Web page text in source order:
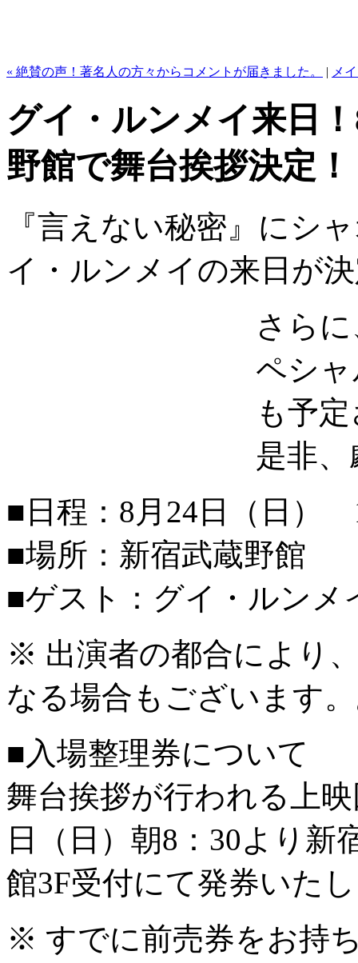
« 絶賛の声！著名人の方々からコメントが届きました。 | メ
グイ・ルンメイ来日
野館で舞台挨拶決定！
『言えない秘密』にシ
イ・ルンメイの来日が
さら
ペシ
も予
是非
■日程：8月24日（日）
■場所：新宿武蔵野館
■ゲスト：グイ・ルンメ
※ 出演者の都合により
なる場合もございます
■入場整理券について
舞台挨拶が行われる上
日（日）朝8：30より新
館3F受付にて発券いた
※ すでに前売券をお持